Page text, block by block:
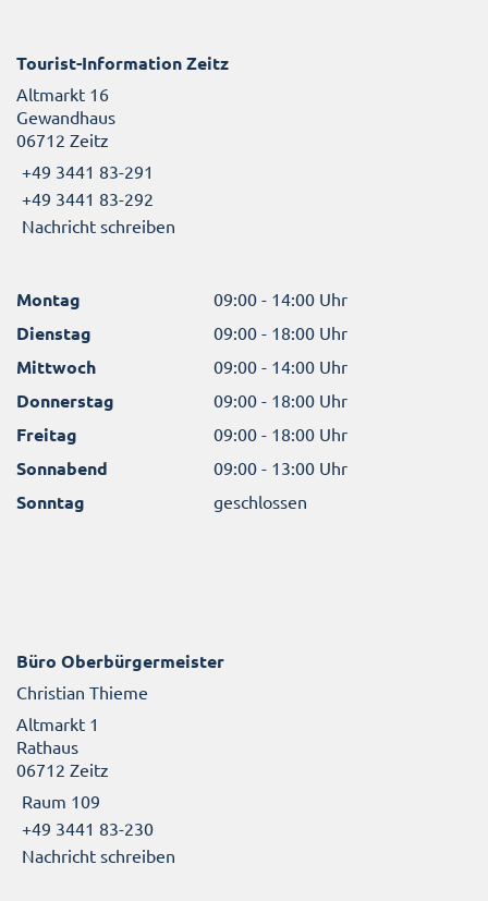
Tourist-Information Zeitz
Altmarkt 16
Gewandhaus
06712 Zeitz
+49 3441 83-291
+49 3441 83-292
Nachricht schreiben
Montag 09:00 - 14:00 Uhr
Dienstag 09:00 - 18:00 Uhr
Mittwoch 09:00 - 14:00 Uhr
Donnerstag 09:00 - 18:00 Uhr
Freitag 09:00 - 18:00 Uhr
Sonnabend 09:00 - 13:00 Uhr
Sonntag geschlossen
Büro Oberbürgermeister
Christian Thieme
Altmarkt 1
Rathaus
06712 Zeitz
Raum 109
+49 3441 83-230
Nachricht schreiben